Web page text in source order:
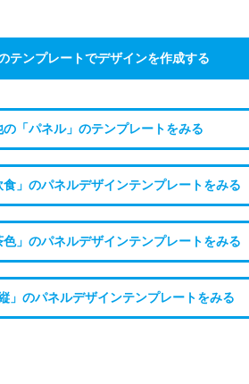
テンプレートでデザインを作成する
の「パネル」のテンプレートをみる
食」のパネルデザインテンプレートをみる
色」のパネルデザインテンプレートをみる
」のパネルデザインテンプレートをみる